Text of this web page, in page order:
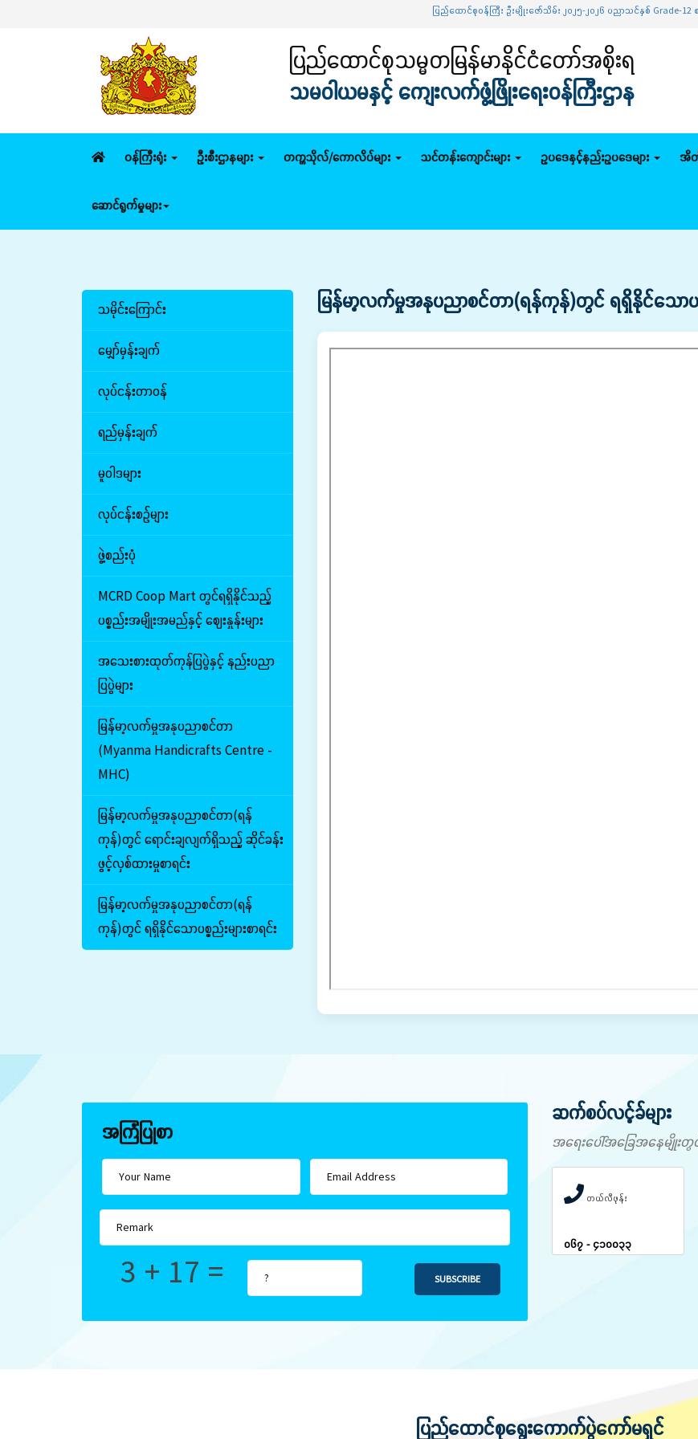
ပြည်ထောင်စုဝန်ကြီး ဦးမျိုးဇော်သိမ်း ၂၀၂၅-၂၀၂၆ ပညာသင်နှစ် Grade-12 စာမေး
ပြည်ထောင်စုသမ္မတမြန်မာနိုင်ငံတော်အစိုးရ
သမဝါယမနှင့် ကျေးလက်ဖွံ့ဖြိုးရေးဝန်ကြီးဌာန
ဝန်ကြီးရုံး ဦးစီးဌာနများ တက္ကသိုလ်/ကောလိပ်များ သင်တန်းကျောင်းများ ဥပဒေနှင့်နည်းဥပဒေများ အိတ်
ဆောင်ရွက်မှုများ
သမိုင်းကြောင်း
မျှော်မှန်းချက်
လုပ်ငန်းတာဝန်
ရည်မှန်းချက်
မူဝါဒများ
လုပ်ငန်းစဉ်များ
ဖွဲ့စည်းပုံ
MCRD Coop Mart တွင်ရရှိနိုင်သည့်
ပစ္စည်းအမျိုးအမည်နှင့် ဈေးနှုန်းများ
အသေးစားထုတ်ကုန်ပြပွဲနှင့် နည်းပညာ
ပြပွဲများ
မြန်မာ့လက်မှုအနုပညာစင်တာ
(Myanma Handicrafts Centre -
MHC)
မြန်မာ့လက်မှုအနုပညာစင်တာ(ရန်
ကုန်)တွင် ရောင်းချလျက်ရှိသည့် ဆိုင်ခန်း
ဖွင့်လှစ်ထားမှုစာရင်း
မြန်မာ့လက်မှုအနုပညာစင်တာ(ရန်
ကုန်)တွင် ရရှိနိုင်သောပစ္စည်းများစာရင်း
မြန်မာ့လက်မှုအနုပညာစင်တာ(ရန်ကုန်)တွင် ရရှိနိုင်သောပစ္စ
အကြံပြုစာ
3 + 17 = SUBSCRIBE
ဆက်စပ်လင့်ခ်များ
အရေးပေါ်အခြေအနေမျိုး
တယ်လီဖုန်း
၀၆၇ - ၄၁၀၀၃၃
ပြည်ထောင်စုရွေးကောက်ပွဲကော်မရှင်